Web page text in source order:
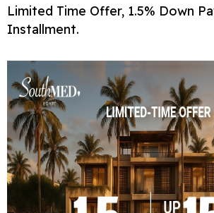
Limited Time Offer, 1.5% Down
Installment.